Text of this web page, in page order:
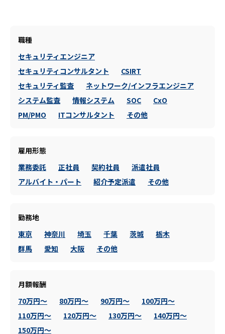
職種
セキュリティエンジニア
セキュリティコンサルタント
CSIRT
セキュリティ監査
ネットワーク/インフラエンジニア
システム監査
情報システム SOC
CxO
PM/PMO
ITコンサルタント その他
雇用形態
業務委託
正社員 契約社員
派遣社員
アルバイト・パート
紹介予定派遣 その他
勤務地
東京
神奈川 埼玉 千葉 茨城
栃木
群馬
愛知 大阪 その他
月額報酬
70万円～
80万円～ 90万円～
100万円～
110万円～
120万円～ 130万円～
140万円～
150万円～